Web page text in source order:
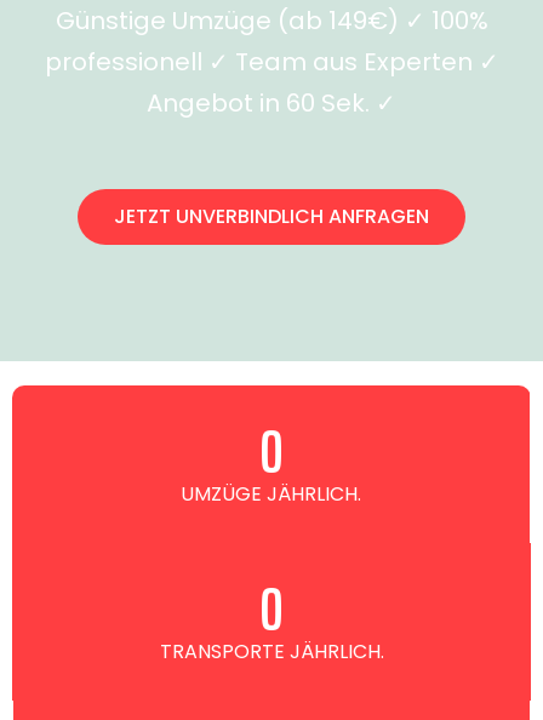
Günstige Umzüge (ab 149€) ✓ 100%
professionell ✓ Team aus Experten ✓
Angebot in 60 Sek. ✓
JETZT UNVERBINDLICH ANFRAGEN
UMZÜGE JÄHRLICH.
0
TRANSPORTE JÄHRLICH.
0